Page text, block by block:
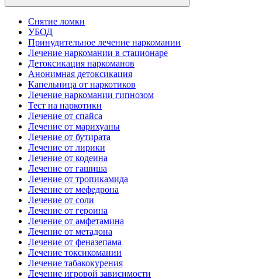
Снятие ломки
УБОД
Принудительное лечение наркомании
Лечение наркомании в стационаре
Детоксикация наркоманов
Анонимная детоксикация
Капельница от наркотиков
Лечение наркомании гипнозом
Тест на наркотики
Лечение от спайса
Лечение от марихуаны
Лечение от бутирата
Лечение от лирики
Лечение от кодеина
Лечение от гашиша
Лечение от тропикамида
Лечение от мефедрона
Лечение от соли
Лечение от героина
Лечение от амфетамина
Лечение от метадона
Лечение от феназепама
Лечение токсикомании
Лечение табакокурения
Лечение игровой зависимости